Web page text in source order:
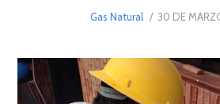
Gas Natural
POSTED
30 DE